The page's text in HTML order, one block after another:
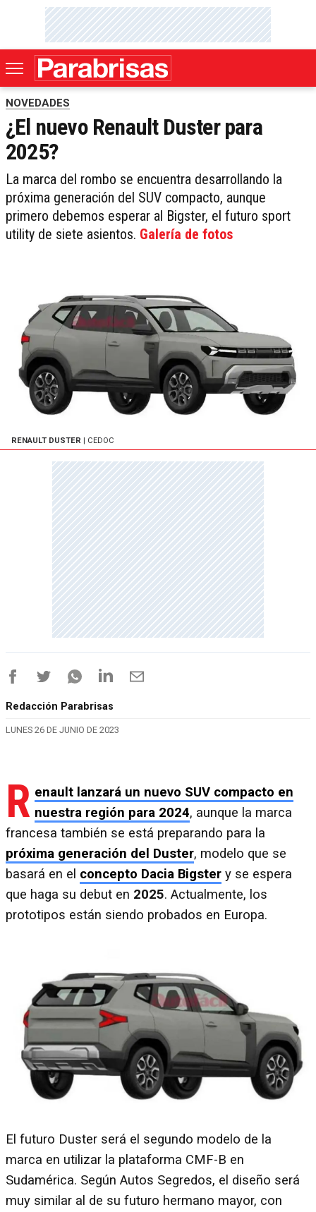
NOVEDADES
¿El nuevo Renault Duster para
2025?
La marca del rombo se encuentra desarrollando la
próxima generación del SUV compacto, aunque
primero debemos esperar al Bigster, el futuro sport
utility de siete asientos. Galería de fotos
RENAULT DUSTER | CEDOC
Redacción Parabrisas
LUNES 26 DE JUNIO DE 2023
R enault lanzará un nuevo SUV compacto en
nuestra región para 2024, aunque la marca
francesa también se está preparando para la
próxima generación del Duster, modelo que se
basará en el concepto Dacia Bigster y se espera
que haga su debut en 2025. Actualmente, los
prototipos están siendo probados en Europa.
El futuro Duster será el segundo modelo de la
marca en utilizar la plataforma CMF-B en
Sudamérica. Según Autos Segredos, el diseño será
muy similar al de su futuro hermano mayor, con